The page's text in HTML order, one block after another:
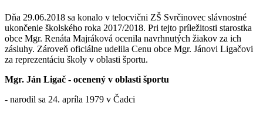
Dňa 29.06.2018 sa konalo v telocvični ZŠ Svrčinovec slávnostné
ukončenie školského roka 2017/2018. Pri tejto príležitosti starostka
obce Mgr. Renáta Majráková ocenila navrhnutých žiakov za ich
zásluhy. Zároveň oficiálne udelila Cenu obce Mgr. Jánovi Ligačovi
za reprezentáciu školy v oblasti športu.
Mgr. Ján Ligač - ocenený v oblasti športu
- narodil sa 24. apríla 1979 v Čadci